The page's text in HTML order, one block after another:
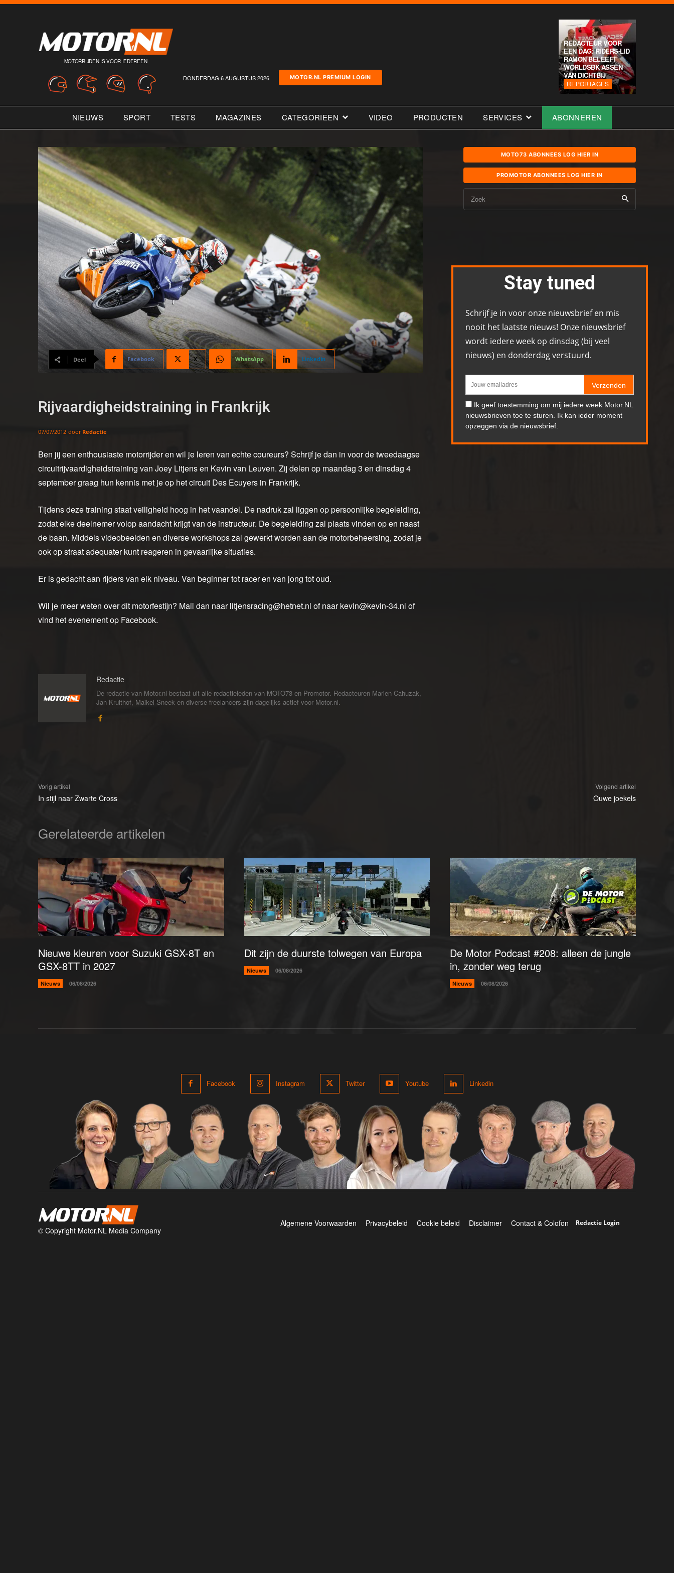
MOTORRIJDEN IS VOOR IEDEREEN
DONDERDAG 6 AUGUSTUS 2026 MOTOR.NL PREMIUM LOGIN
REDACTEUR VOOR
EEN DAG: RIDERS-LID
RAMON BELEEFT
WORLDSBK ASSEN
VAN DICHTBIJ
REPORTAGES
NIEUWS SPORT TESTS MAGAZINES CATEGORIEEN VIDEO PRODUCTEN SERVICES ABONNEREN
Deel Facebook X WhatsApp Linkedin
Rijvaardigheidstraining in Frankrijk
07/07/2012 door Redactie
Ben jij een enthousiaste motorrijder en wil je leren van echte coureurs? Schrijf je dan in voor de tweedaagse
circuitrijvaardigheidstraining van Joey Litjens en Kevin van Leuven. Zij delen op maandag 3 en dinsdag 4
september graag hun kennis met je op het circuit Des Ecuyers in Frankrijk.
Tijdens deze training staat veiligheid hoog in het vaandel. De nadruk zal liggen op persoonlijke begeleiding,
zodat elke deelnemer volop aandacht krijgt van de instructeur. De begeleiding zal plaats vinden op en naast
de baan. Middels videobeelden en diverse workshops zal gewerkt worden aan de motorbeheersing, zodat je
ook op straat adequater kunt reageren in gevaarlijke situaties.
Er is gedacht aan rijders van elk niveau. Van beginner tot racer en van jong tot oud.
Wil je meer weten over dit motorfestijn? Mail dan naar litjensracing@hetnet.nl of naar kevin@kevin-34.nl of
vind het evenement op Facebook.
Redactie
De redactie van Motor.nl bestaat uit alle redactieleden van MOTO73 en Promotor. Redacteuren Marien Cahuzak,
Jan Kruithof, Maikel Sneek en diverse freelancers zijn dagelijks actief voor Motor.nl.
MOTO73 ABONNEES LOG HIER IN
PROMOTOR ABONNEES LOG HIER IN
Zoek
Stay tuned
Schrijf je in voor onze nieuwsbrief en mis
nooit het laatste nieuws! Onze nieuwsbrief
wordt iedere week op dinsdag (bij veel
nieuws) en donderdag verstuurd.
Verzenden
Ik geef toestemming om mij iedere week Motor.NL
nieuwsbrieven toe te sturen. Ik kan ieder moment
opzeggen via de nieuwsbrief.
Vorig artikel
In stijl naar Zwarte Cross
Volgend artikel
Ouwe joekels
Gerelateerde artikelen
Nieuwe kleuren voor Suzuki GSX-8T en
GSX-8TT in 2027
Nieuws 06/08/2026
Dit zijn de duurste tolwegen van Europa
Nieuws 06/08/2026
De Motor Podcast #208: alleen de jungle
in, zonder weg terug
Nieuws 06/08/2026
Facebook Instagram Twitter Youtube Linkedin
© Copyright Motor.NL Media Company
Algemene Voorwaarden Privacybeleid Cookie beleid Disclaimer Contact & Colofon Redactie Login